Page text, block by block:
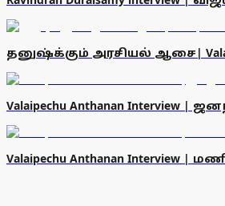
தனுஷ்க்கும் அரசியல் ஆசை|
Valaipechu Anthanan Interview |
Valaipechu Anthanan Interview